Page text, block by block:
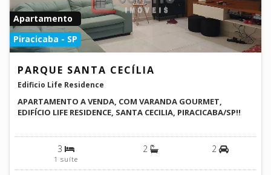
Apartamento
Piracicaba - SP
PARQUE SANTA CECÍLIA
Edificio Life Residence
APARTAMENTO A VENDA, COM VARANDA GOURMET,
EDIFÍCIO LIFE RESIDENCE, SANTA CECILIA, PIRACICABA/SP!!
3
1 suíte
2 2